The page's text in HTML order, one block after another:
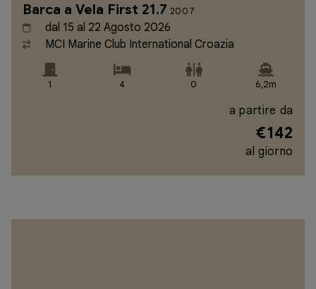
Barca a Vela First 21.7 2007
dal 15 al 22 Agosto 2026
MCI Marine Club International Croazia
1 4 0 6,2m
a partire da
€142
al giorno